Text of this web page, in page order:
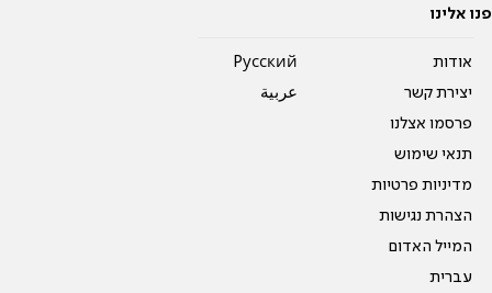
פנו אלינו
אודות
יצירת קשר
פרסמו אצלנו
תנאי שימוש
מדיניות פרטיות
הצהרת נגישות
המייל האדום
עברית
Pусский
عربية